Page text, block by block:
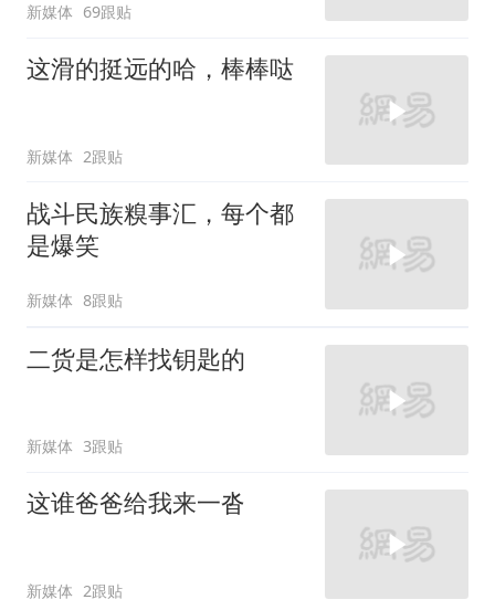
新媒体 69跟贴
这滑的挺远的哈，棒棒哒
新媒体 2跟贴
战斗民族糗事汇，每个都
是爆笑
新媒体 8跟贴
二货是怎样找钥匙的
新媒体 3跟贴
这谁爸爸给我来一沓
新媒体 2跟贴